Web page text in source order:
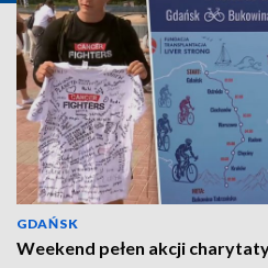
GDAŃSK
Weekend pełen akcji